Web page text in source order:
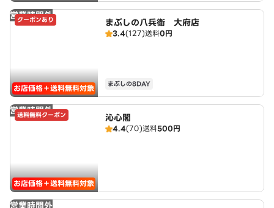
営業時間外
クーポンあり
お店価格＋送料無料対象
まぶしの八兵衛 大府店
3.4(127)送料0円
まぶしの8DAY
営業時間外
送料無料クーポン
お店価格＋送料無料対象
沁心閣
4.4(70)送料500円